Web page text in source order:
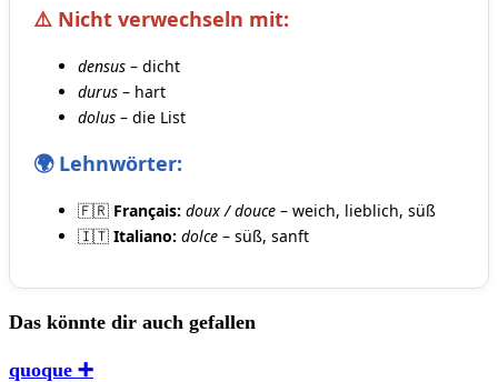
⚠️ Nicht verwechseln mit:
densus – dicht
durus – hart
dolus – die List
🌍 Lehnwörter:
🇫🇷 Français: doux / douce – weich, lieblich, süß
🇮🇹 Italiano: dolce – süß, sanft
Das könnte dir auch gefallen
quoque ➕